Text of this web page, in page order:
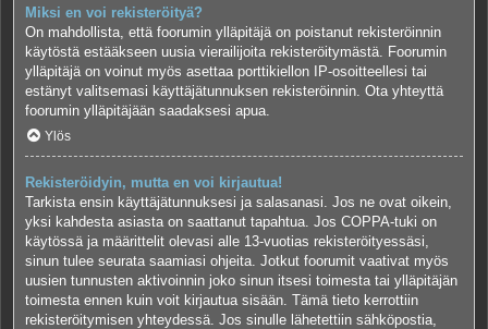
Miksi en voi rekisteröityä?
On mahdollista, että foorumin ylläpitäjä on poistanut rekisteröinnin
käytöstä estääkseen uusia vierailijoita rekisteröitymästä. Foorumin
ylläpitäjä on voinut myös asettaa porttikiellon IP-osoitteellesi tai
estänyt valitsemasi käyttäjätunnuksen rekisteröinnin. Ota yhteyttä
foorumin ylläpitäjään saadaksesi apua.
Ylös
Rekisteröidyin, mutta en voi kirjautua!
Tarkista ensin käyttäjätunnuksesi ja salasanasi. Jos ne ovat oikein,
yksi kahdesta asiasta on saattanut tapahtua. Jos COPPA-tuki on
käytössä ja määrittelit olevasi alle 13-vuotias rekisteröityessäsi,
sinun tulee seurata saamiasi ohjeita. Jotkut foorumit vaativat myös
uusien tunnusten aktivoinnin joko sinun itsesi toimesta tai ylläpitäjän
toimesta ennen kuin voit kirjautua sisään. Tämä tieto kerrottiin
rekisteröitymisen yhteydessä. Jos sinulle lähetettiin sähköpostia,